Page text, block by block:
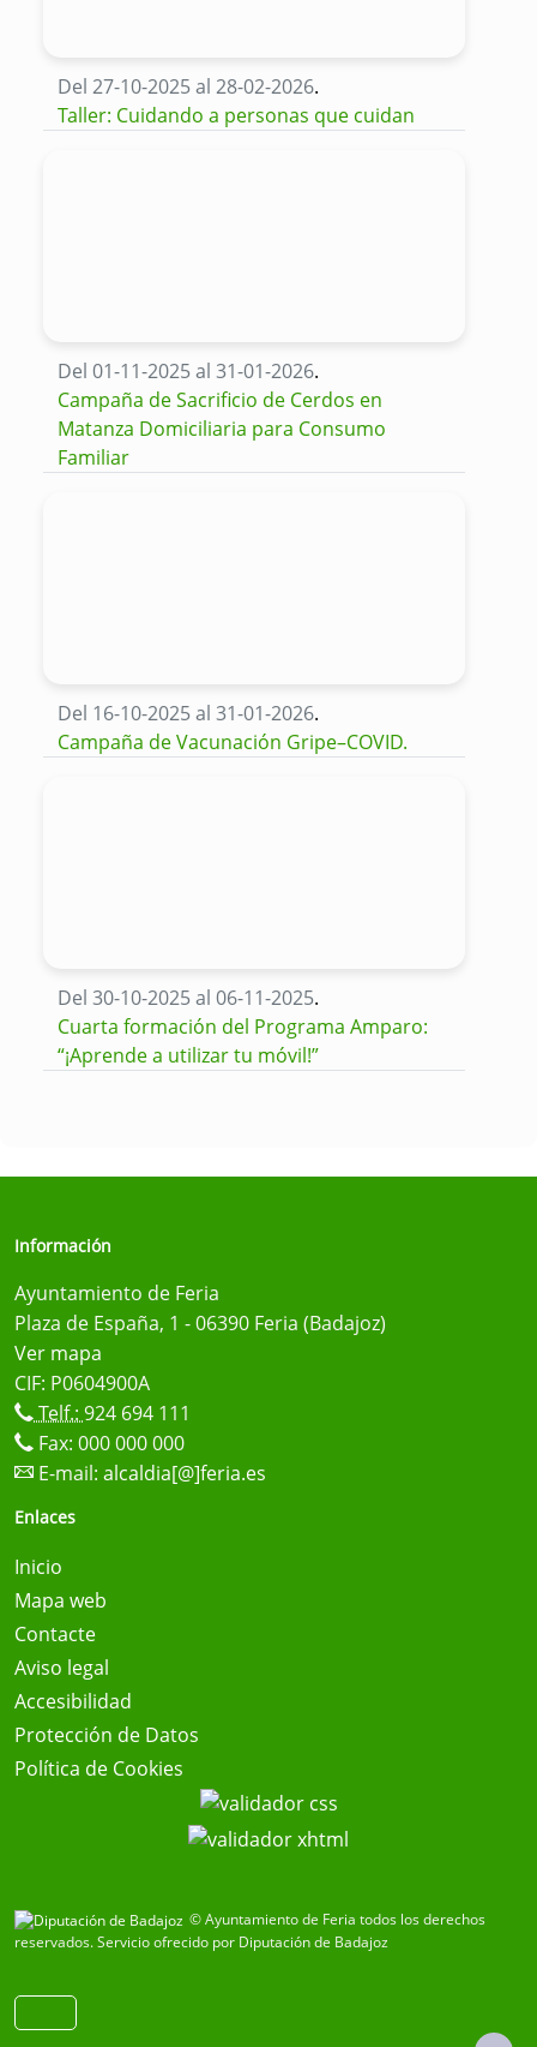
Del 27-10-2025 al 28-02-2026.
Taller: Cuidando a personas que cuidan
Del 01-11-2025 al 31-01-2026.
Campaña de Sacrificio de Cerdos en
Matanza Domiciliaria para Consumo
Familiar
Del 16-10-2025 al 31-01-2026.
Campaña de Vacunación Gripe–COVID.
Del 30-10-2025 al 06-11-2025.
Cuarta formación del Programa Amparo:
“¡Aprende a utilizar tu móvil!”
Información
Ayuntamiento de Feria
Plaza de España, 1 - 06390 Feria (Badajoz)
Ver mapa
CIF: P0604900A
Telf.: 924 694 111
Fax: 000 000 000
E-mail: alcaldia[@]feria.es
Enlaces
Inicio
Mapa web
Contacte
Aviso legal
Accesibilidad
Protección de Datos
Política de Cookies
© Ayuntamiento de Feria todos los derechos
reservados.Servicio ofrecido por Diputación de Badajoz